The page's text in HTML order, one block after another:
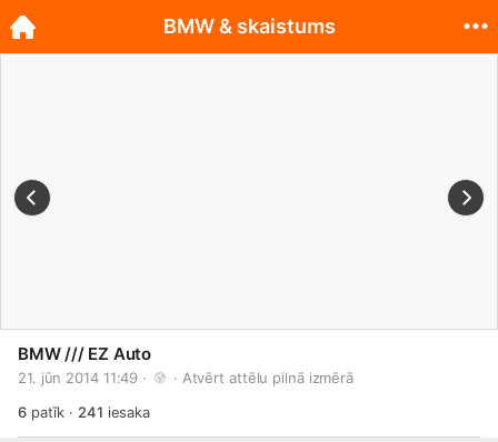
BMW /// EZ Auto
21. jūn 2014 11:49 · · Atvērt attēlu pilnā izmērā
6patīk · 241 iesaka
BMW & skaistums